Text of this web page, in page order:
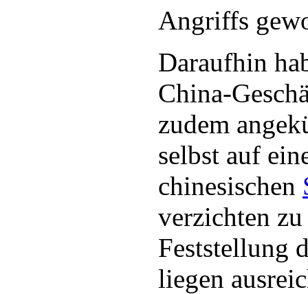
Angriffs
Daraufhin
China-
zudem
selbst auf
chinesischen
verzichten
Feststellung
liegen